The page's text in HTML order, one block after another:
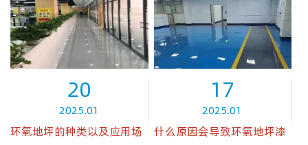
20
2025.01
环氧地坪的种类以及应用场
17
2025.01
什么原因会导致环氧地坪漆